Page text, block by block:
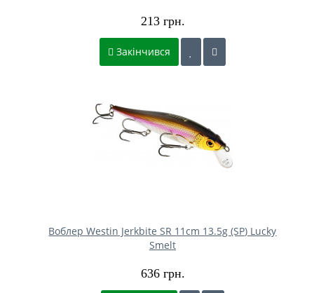
213 грн.
Закінчився
Воблер Westin Jerkbite SR 11cm 13.5g (SP) Lucky
Smelt
636 грн.